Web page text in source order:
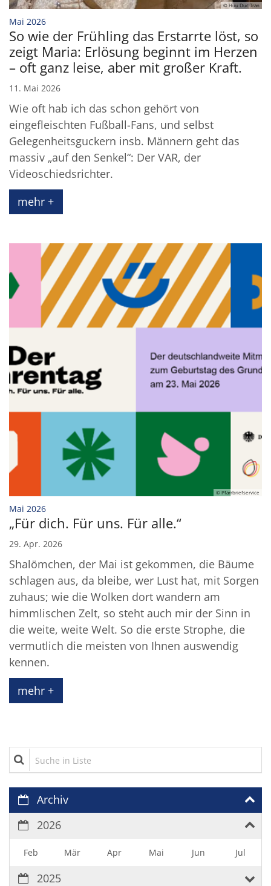
© Huu Duc Tran
Mai 2026:
So wie der Frühling das Erstarrte löst, so
zeigt Maria: Erlösung beginnt im Herzen
– oft ganz leise, aber mit großer Kraft.
11. Mai 2026
Wie oft hab ich das schon gehört von
eingefleischten Fußball-Fans, und selbst
Gelegenheitsguckern insb. Männern geht das
massiv „auf den Senkel“: Der VAR, der
Videoschiedsrichter.
mehr +
© Pfarrbriefservice
Mai 2026:
„Für dich. Für uns. Für alle.“
29. Apr. 2026
Shalömchen, der Mai ist gekommen, die Bäume
schlagen aus, da bleibe, wer Lust hat, mit Sorgen
zuhaus; wie die Wolken dort wandern am
himmlischen Zelt, so steht auch mir der Sinn in
die weite, weite Welt. So die erste Strophe, die
vermutlich die meisten von Ihnen auswendig
kennen.
mehr +
Suche in Liste
Archiv
2026
Feb Mär Apr Mai Jun Jul
2025